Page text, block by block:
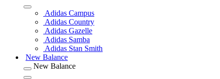
Adidas Campus
Adidas Country
Adidas Gazelle
Adidas Samba
Adidas Stan Smith
New Balance
New Balance